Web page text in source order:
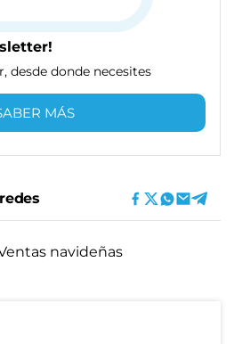
desde donde necesites
MÁS
navideñas